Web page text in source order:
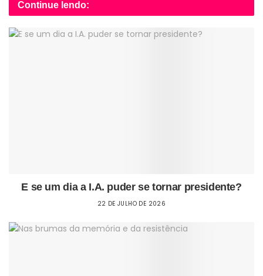
Continue lendo:
E se um dia a I.A. puder se tornar presidente?
22 DE JULHO DE 2026